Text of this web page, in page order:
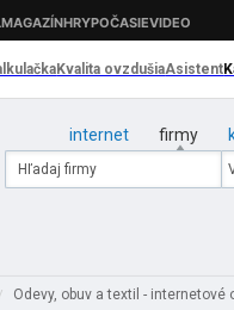
internet firmy
/ Odevy, obuv a textil - internetové